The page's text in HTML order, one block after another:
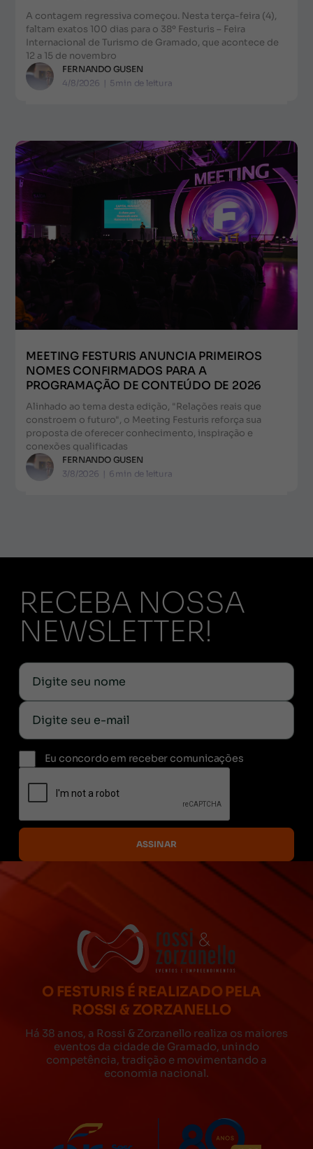
A contagem regressiva começou. Nesta terça-feira (4),
faltam exatos 100 dias para o 38º Festuris – Feira
Internacional de Turismo de Gramado, que acontece de
12 a 15 de novembro
FERNANDO GUSEN
4/8/2026 | 5min de leitura
MEETING FESTURIS ANUNCIA PRIMEIROS
NOMES CONFIRMADOS PARA A
PROGRAMAÇÃO DE CONTEÚDO DE 2026
Alinhado ao tema desta edição, "Relações reais que
constroem o futuro", o Meeting Festuris reforça sua
proposta de oferecer conhecimento, inspiração e
conexões qualificadas
FERNANDO GUSEN
3/8/2026 | 6 min de leitura
RECEBA NOSSA
NEWSLETTER!
Eu concordo em receber comunicações
O FESTURIS É REALIZADO PELA
ROSSI & ZORZANELLO
Há 38 anos, a Rossi & Zorzanello realiza os maiores
eventos da cidade de Gramado, unindo
competência, tradição e movimentando a
economia nacional.